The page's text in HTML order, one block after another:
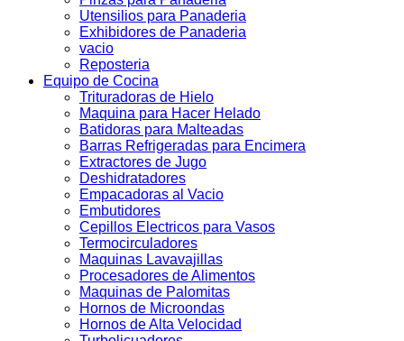
Utensilios para Panaderia
Exhibidores de Panaderia
vacio
Reposteria
Equipo de Cocina
Trituradoras de Hielo
Maquina para Hacer Helado
Batidoras para Malteadas
Barras Refrigeradas para Encimera
Extractores de Jugo
Deshidratadores
Empacadoras al Vacio
Embutidores
Cepillos Electricos para Vasos
Termocirculadores
Maquinas Lavavajillas
Procesadores de Alimentos
Maquinas de Palomitas
Hornos de Microondas
Hornos de Alta Velocidad